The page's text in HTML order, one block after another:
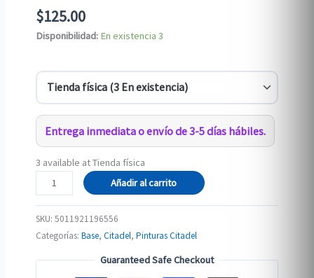
$125.00
Disponibilidad: En existencia 3
Entrega inmediata o envío de 3-5 días hábiles.
3 available at Tienda física
BASE:
RETRIBUTOR
cantidad
Añadir al carrito
SKU:5011921196556
Categorías:Base,Citadel,Pinturas Citadel
Guaranteed Safe Checkout